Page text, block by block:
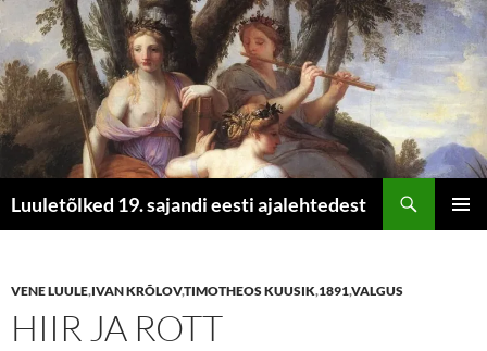
Luuletõlked 19. sajandi eesti ajalehtedest
VENE LUULE,IVAN KRÕLOV,TIMOTHEOS KUUSIK,1891,VALGUS
HIIR JA ROTT